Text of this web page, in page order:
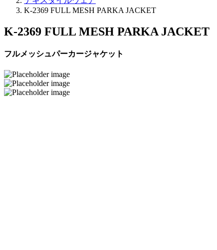
K-2369 FULL MESH PARKA JACKET
K-2369 FULL MESH PARKA JACKET
フルメッシュパーカージャケット